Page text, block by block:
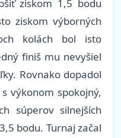
ziskom 1,5 bodu
ziskom výborných
kolách bol isto
finiš mu nevyšiel
Rovnako dopadol
výkonom spokojný,
súperov silnejších
bodu. Turnaj začal